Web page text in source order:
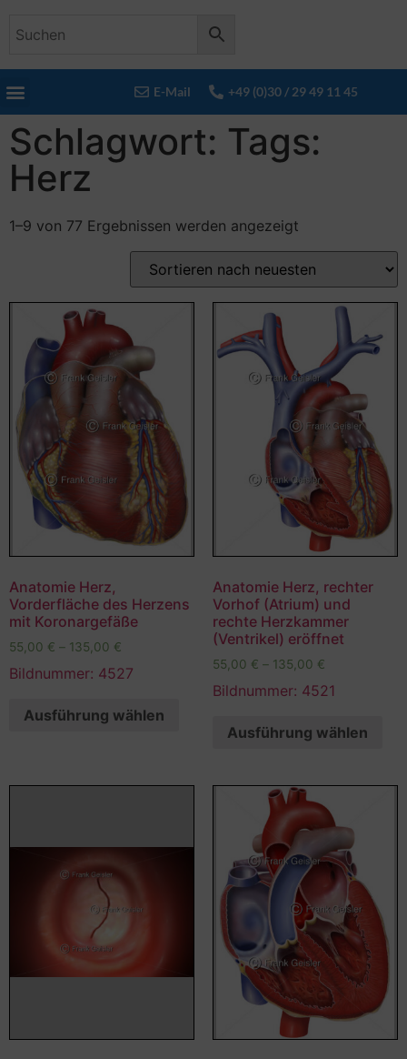
E-Mail +49 (0)30 / 29 49 11 45
Schlagwort: Tags:
Herz
1–9 von 77 Ergebnissen werden angezeigt
Anatomie Herz,
Vorderfläche des Herzens
mit Koronargefäße
55,00 € – 135,00 €
Bildnummer: 4527
Ausführung wählen
Anatomie Herz, rechter
Vorhof (Atrium) und
rechte Herzkammer
(Ventrikel) eröffnet
55,00 € – 135,00 €
Bildnummer: 4521
Ausführung wählen